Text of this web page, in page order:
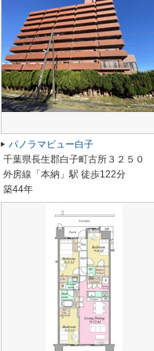
パノラマビュー白子
千葉県長生郡白子町古所３２５０
外房線「本納」駅 徒歩122分
築44年